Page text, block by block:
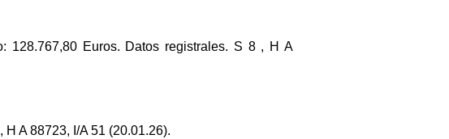
128.767,80 Euros. Datos registrales. S 8 , H A
A 88723, I/A 51 (20.01.26).